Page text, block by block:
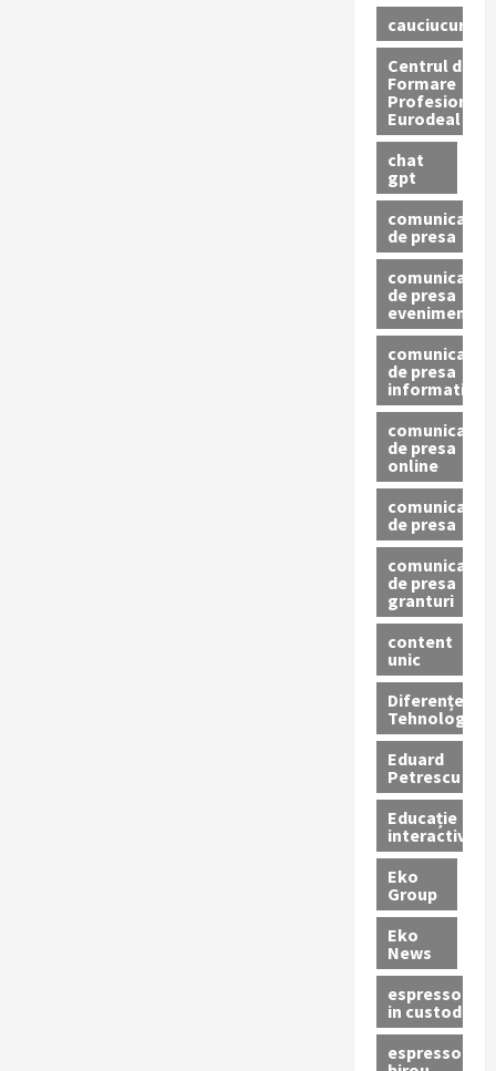
cauciucuri
Centrul de
Formare
Profesionala
Eurodeal
chat
gpt
comunicat
de presa
comunicat
de presa
eveniment
comunicat
de presa
informativ
comunicat
de presa
online
comunicate
de presa
comunicate
de presa
granturi
content
unic
Diferențe
Tehnologice
Eduard
Petrescu
Educație
interactivă
Eko
Group
Eko
News
espressoare
in custodie
espressor